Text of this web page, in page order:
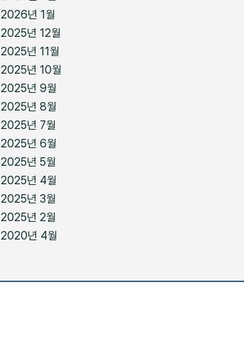
2026년 1월
2025년 12월
2025년 11월
2025년 10월
2025년 9월
2025년 8월
2025년 7월
2025년 6월
2025년 5월
2025년 4월
2025년 3월
2025년 2월
2020년 4월